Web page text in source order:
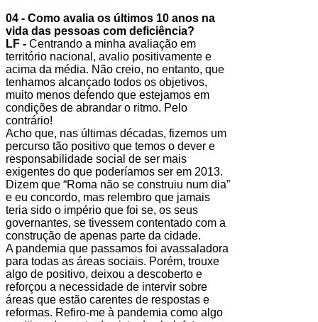
04 - Como avalia os últimos 10 anos na
vida das pessoas com deficiência?
LF - Centrando a minha avaliação em
território nacional, avalio positivamente e
acima da média. Não creio, no entanto, que
tenhamos alcançado todos os objetivos,
muito menos defendo que estejamos em
condições de abrandar o ritmo. Pelo
contrário!
Acho que, nas últimas décadas, fizemos um
percurso tão positivo que temos o dever e
responsabilidade social de ser mais
exigentes do que poderíamos ser em 2013.
Dizem que “Roma não se construiu num dia”
e eu concordo, mas relembro que jamais
teria sido o império que foi se, os seus
governantes, se tivessem contentado com a
construção de apenas parte da cidade.
A pandemia que passamos foi avassaladora
para todas as áreas sociais. Porém, trouxe
algo de positivo, deixou a descoberto e
reforçou a necessidade de intervir sobre
áreas que estão carentes de respostas e
reformas. Refiro-me à pandemia como algo